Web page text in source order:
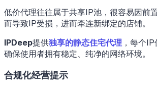
低价代理往往属于共享IP池，很容易因前
而导致IP受损，进而牵连新绑定的店铺。
IPDeep提供独享的静态住宅代理 ，每个
确保使用者拥有稳定、纯净的网络环境。
合规化经营提示